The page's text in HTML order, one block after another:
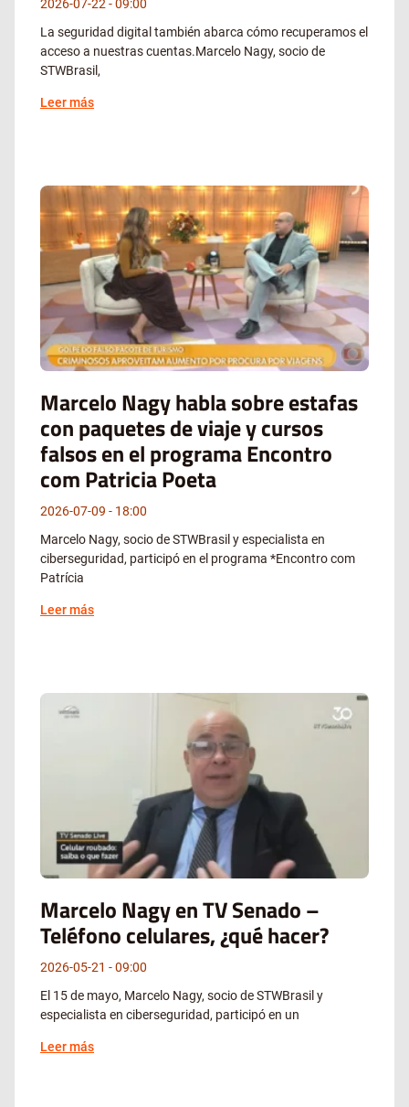
2026-07-22
09:00
La seguridad digital también abarca cómo recuperamos el
acceso a nuestras cuentas.Marcelo Nagy, socio de
STWBrasil,
Leer más
Marcelo Nagy habla sobre estafas
con paquetes de viaje y cursos
falsos en el programa Encontro
com Patricia Poeta
2026-07-09
18:00
Marcelo Nagy, socio de STWBrasil y especialista en
ciberseguridad, participó en el programa *Encontro com
Patrícia
Leer más
Marcelo Nagy en TV Senado –
Teléfono celulares, ¿qué hacer?
2026-05-21
09:00
El 15 de mayo, Marcelo Nagy, socio de STWBrasil y
especialista en ciberseguridad, participó en un
Leer más